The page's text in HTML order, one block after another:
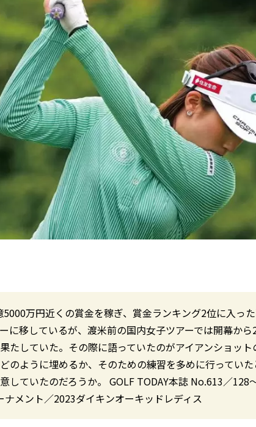
万円近くの賞金を稼ぎ、賞金ランキング2位に入っ
に移しているが、渡米前の国内女子ツアーでは開幕から
たしていた。その際に語っていたのがアイアンショット
のように埋めるか、そのための練習を多めに行っていた
していたのだろうか。 GOLF TODAY本誌 No.613／128
メント／2023ダイキンオーキッドレディス